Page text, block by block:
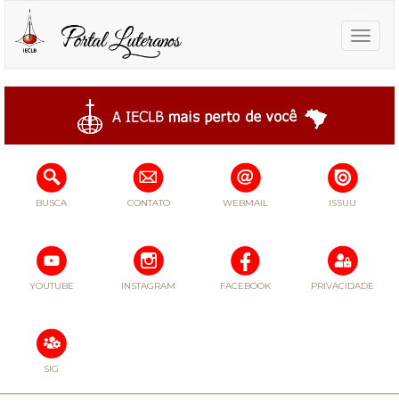
Toggle
BUSCA CONTATO WEBMAIL ISSUU
YOUTUBE INSTAGRAM FACEBOOK PRIVACIDADE
SIG